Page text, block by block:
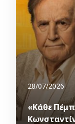
28/07/2026
«Κάθε